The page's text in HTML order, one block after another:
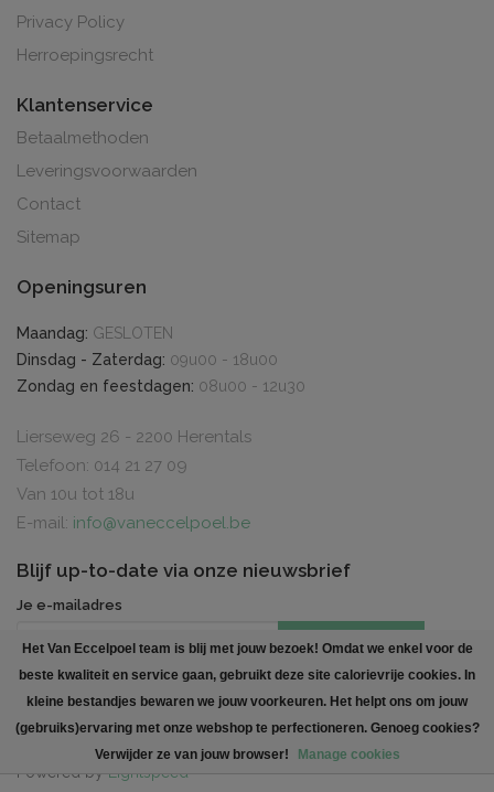
Privacy Policy
Herroepingsrecht
Klantenservice
Betaalmethoden
Leveringsvoorwaarden
Contact
Sitemap
Openingsuren
Maandag: GESLOTEN
Dinsdag - Zaterdag: 09u00 - 18u00
Zondag en feestdagen: 08u00 - 12u30
Lierseweg 26 - 2200 Herentals
Telefoon: 014 21 27 09
Van 10u tot 18u
E-mail: info@vaneccelpoel.be
Blijf up-to-date via onze nieuwsbrief
Je e-mailadres
INSCHRIJVEN
Created byPolaris DC. All rights reserved
Powered by Lightspeed
Het Van Eccelpoel team is blij met jouw bezoek! Omdat we enkel voor de
beste kwaliteit en service gaan, gebruikt deze site calorievrije cookies. In
kleine bestandjes bewaren we jouw voorkeuren. Het helpt ons om jouw
(gebruiks)ervaring met onze webshop te perfectioneren. Genoeg cookies?
Verwijder ze van jouw browser!
Manage cookies